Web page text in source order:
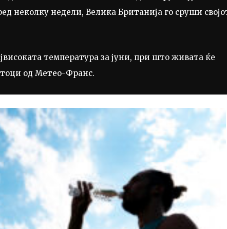
неколку недели, Велика Британија го сруши
температура за јуни, при што живата ќе
од Метео-Франс.